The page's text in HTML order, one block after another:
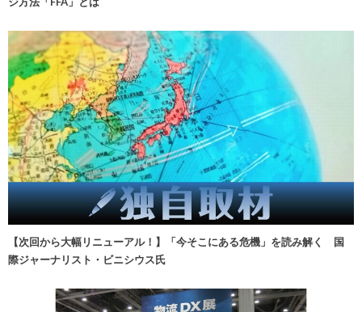
【次回から大幅リニューアル！】「今そこにある危機」を読み解く 国
際ジャーナリスト・ビニシウス氏